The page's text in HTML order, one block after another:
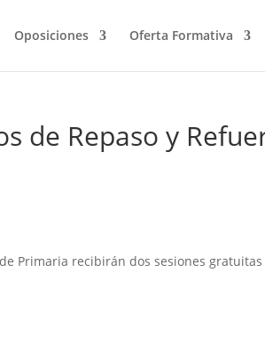
Oposiciones Oferta Formativa
de Repaso y
Primaria recibirán dos sesiones